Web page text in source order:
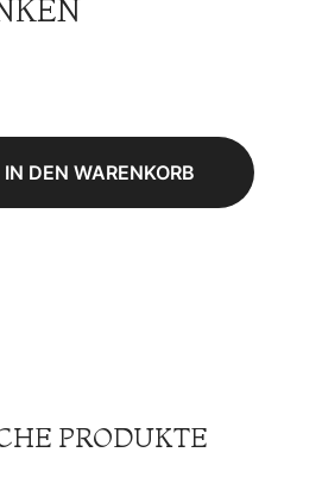
IN DEN WARENKORB
PRODUKTE